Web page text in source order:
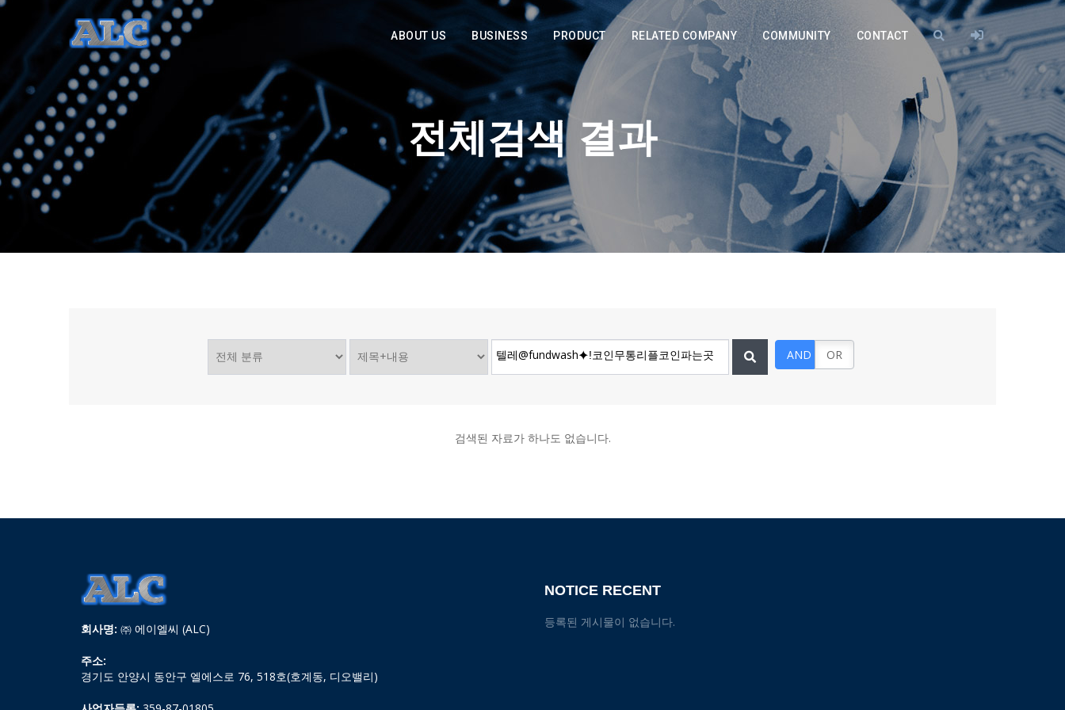
ABOUT US BUSINESS PRODUCT RELATED COMPANY COMMUNITY CONTACT
전체검색 결과
AND OR
검색된 자료가 하나도 없습니다.
회사명: ㈜ 에이엘씨 (ALC)
주소:
경기도 안양시 동안구 엘에스로 76, 518호(호계동, 디오밸리)
NOTICE RECENT
등록된 게시물이 없습니다.